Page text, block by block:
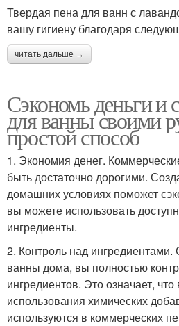
Твердая пена для ванн с
вашу гигиену благодаря
читать дальше →
Сэкономь деньги и
для ванны своими
простой способ
1. Экономия денег.
быть достаточно дорогими.
домашних условиях поможет
вы можете использовать
ингредиенты.
2. Контроль над ингредиентами.
ванны дома, вы полностью
ингредиентов. Это означает,
использования химических
используются в коммерческих